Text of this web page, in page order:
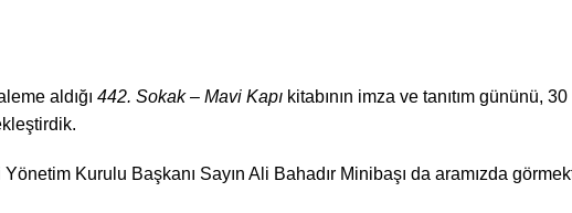
aldığı 442. Sokak – Mavi Kapı kitabının imza ve tanıtım gününü,
Kurulu Başkanı Sayın Ali Bahadır Minibaşı da aramızda